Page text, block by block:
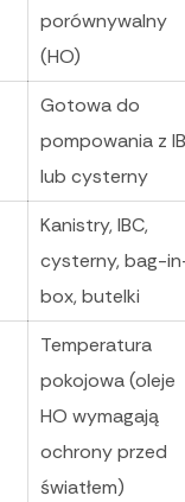
porównywalny
(HO)
Gotowa do
pompowania z
lub cysterny
Kanistry, IBC,
cysterny, bag-
box, butelki
Temperatura
pokojowa (oleje
HO wymagają
ochrony przed
światłem)